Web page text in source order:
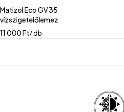
Matizol Eco GV 35
vízszigetelőlemez
11 000Ft/ db